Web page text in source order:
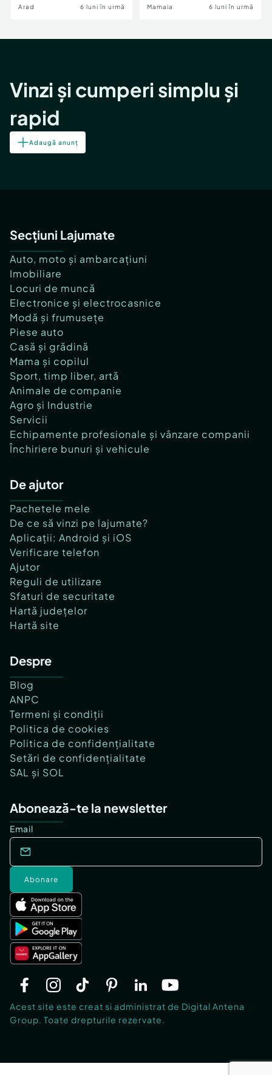
Arad 6 luni în urmă Mamaia 6 luni în urmă
Vinzi și cumperi simplu și
rapid
Adaugă anunț
Secțiuni Lajumate
Auto, moto și ambarcațiuni
Imobiliare
Locuri de muncă
Electronice și electrocasnice
Modă și frumusețe
Piese auto
Casă și grădină
Mama și copilul
Sport, timp liber, artă
Animale de companie
Agro și Industrie
Servicii
Echipamente profesionale și vânzare companii
Închiriere bunuri și vehicule
De ajutor
Pachetele mele
De ce să vinzi pe lajumate?
Aplicații: Android și iOS
Verificare telefon
Ajutor
Reguli de utilizare
Sfaturi de securitate
Hartă județelor
Hartă site
Despre
Blog
ANPC
Termeni și condiții
Politica de cookies
Politica de confidențialitate
Setări de confidențialitate
SAL și SOL
Abonează-te la newsletter
Email
Abonare
Acest site este creat si administrat de Digital Antena
Group. Toate drepturile rezervate.